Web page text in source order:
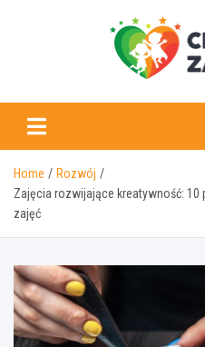
Home
Rozwój
Zajęcia rozwijające kreatywność:
zajęć